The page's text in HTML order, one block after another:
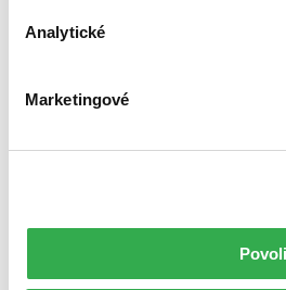
Analytické
Marketingové